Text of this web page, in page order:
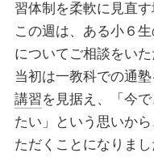
習体制を柔軟に見直す
この週は、ある小６
についてご相談をいた
当初は一教科での通
講習を見据え、「今
たい」という思いか
ただくことになりまし